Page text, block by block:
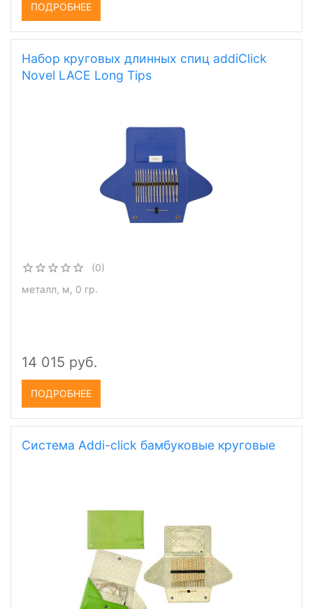
ПОДРОБНЕЕ
Набор круговых длинных спиц addiClick
Novel LACE Long Tips
(0)
металл, м, 0 гр.
14 015 руб.
ПОДРОБНЕЕ
Система Addi-click бамбуковые круговые